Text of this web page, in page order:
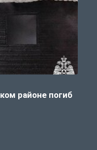
районе погиб